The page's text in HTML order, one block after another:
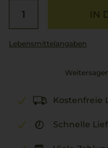
IN
Lebensmittel­angaben
Kostenfreie
Schnelle